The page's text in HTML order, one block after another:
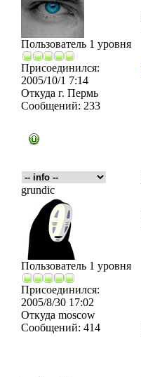
Пользователь 1 уровня
Присоединился:
2005/10/1 7:14
Откуда г. Пермь
Сообщений: 233
grundic
Пользователь 1 уровня
Присоединился:
2005/8/30 17:02
Откуда moscow
Сообщений: 414